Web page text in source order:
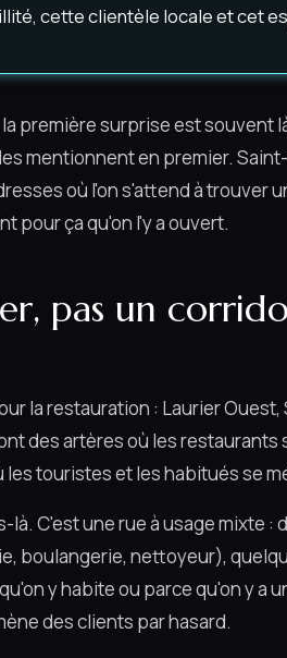
cette clientèle locale et cet
première surprise est souvent
mentionnent en premier.
où l'on s'attend à trouver
pour ça qu'on l'y a ouvert.
pas un
la restauration : Laurier
des artères où les restaurants
touristes et les habitués se
C'est une rue à usage mixte :
boulangerie, nettoyeur),
y habite ou parce qu'on y a
des clients par hasard.